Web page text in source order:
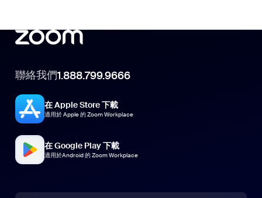
聯絡我們1.888.799.9666
在 Apple Store 下載
適用於 Apple 的 Zoom Workplace
在 Google Play 下載
適用於Android 的 Zoom Workplace